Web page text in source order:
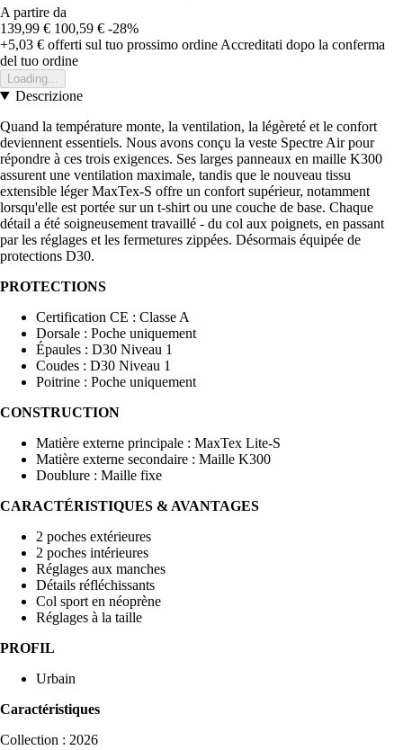
A partire da
139,99 € 100,59 € -28%
+5,03 € offerti sul tuo prossimo ordine Accreditati dopo la conferma
del tuo ordine
Loading...
Descrizione
Quand la température monte, la ventilation, la légèreté et le confort
deviennent essentiels. Nous avons conçu la veste Spectre Air pour
répondre à ces trois exigences. Ses larges panneaux en maille K300
assurent une ventilation maximale, tandis que le nouveau tissu
extensible léger MaxTex-S offre un confort supérieur, notamment
lorsqu'elle est portée sur un t-shirt ou une couche de base. Chaque
détail a été soigneusement travaillé - du col aux poignets, en passant
par les réglages et les fermetures zippées. Désormais équipée de
protections D30.
PROTECTIONS
Certification CE : Classe A
Dorsale : Poche uniquement
Épaules : D30 Niveau 1
Coudes : D30 Niveau 1
Poitrine : Poche uniquement
CONSTRUCTION
Matière externe principale : MaxTex Lite-S
Matière externe secondaire : Maille K300
Doublure : Maille fixe
CARACTÉRISTIQUES & AVANTAGES
2 poches extérieures
2 poches intérieures
Réglages aux manches
Détails réfléchissants
Col sport en néoprène
Réglages à la taille
PROFIL
Urbain
Caractéristiques
Collection : 2026